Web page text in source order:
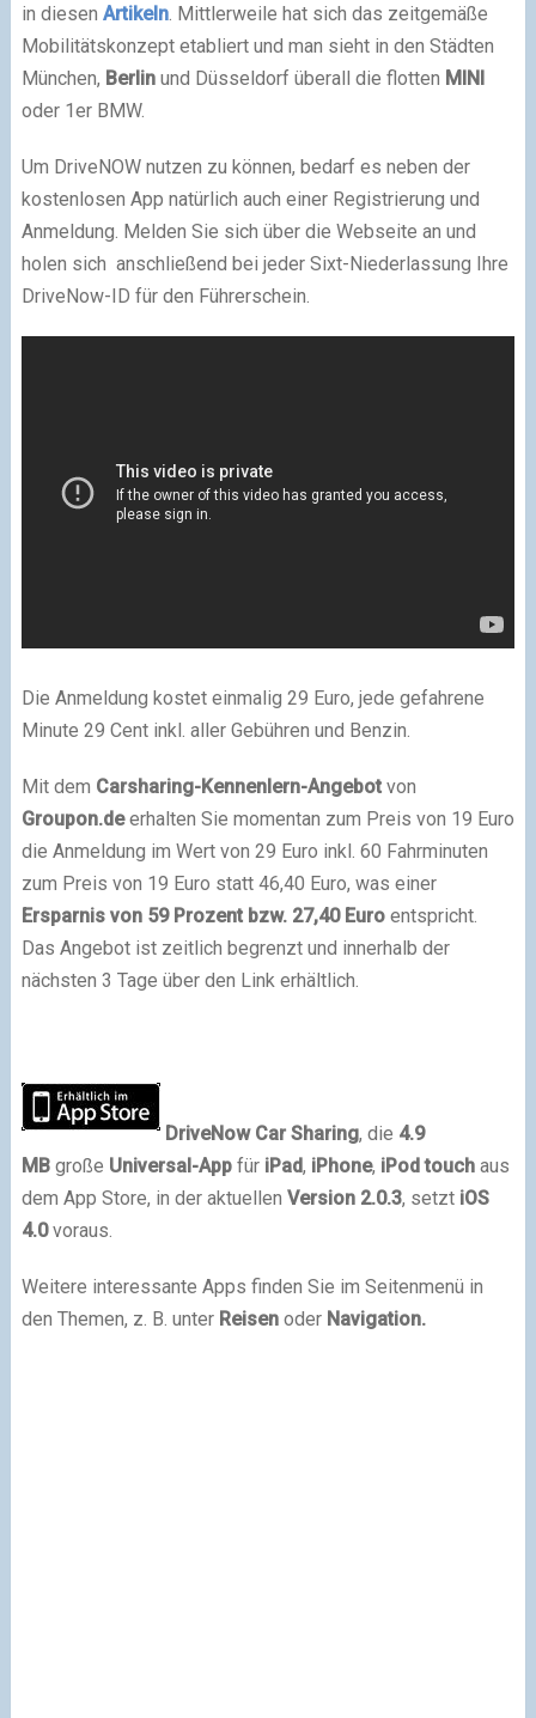
in diesen Artikeln. Mittlerweile hat sich das zeitgemäße
Mobilitätskonzept etabliert und man sieht in den Städten
München, Berlinund Düsseldorf überall die flotten MINI
oder 1er BMW.
Um DriveNOW nutzen zu können, bedarf es neben der
kostenlosen App natürlich auch einer Registrierung und
Anmeldung. Melden Sie sich über die Webseite an und
holen sich anschließend bei jeder Sixt-Niederlassung Ihre
DriveNow-ID für den Führerschein.
Die Anmeldung kostet einmalig 29 Euro, jede gefahrene
Minute 29 Cent inkl. aller Gebühren und Benzin.
Mit dem Carsharing-Kennenlern-Angebotvon
Groupon.deerhalten Sie momentan zum Preis von 19 Euro
die Anmeldung im Wert von 29 Euro inkl. 60 Fahrminuten
zum Preis von 19 Euro statt 46,40 Euro, was einer
Ersparnis von 59 Prozent bzw. 27,40 Euroentspricht.
Das Angebot ist zeitlich begrenzt und innerhalb der
nächsten 3 Tage über den Link erhältlich.
DriveNow Car Sharing, die 4.9
MBgroße Universal-Appfür iPad, iPhone, iPod touchaus
dem App Store, in der aktuellen Version 2.0.3, setzt iOS
4.0voraus.
Weitere interessante Apps finden Sie im Seitenmenü in
den Themen, z. B. unter Reisen oderNavigation.